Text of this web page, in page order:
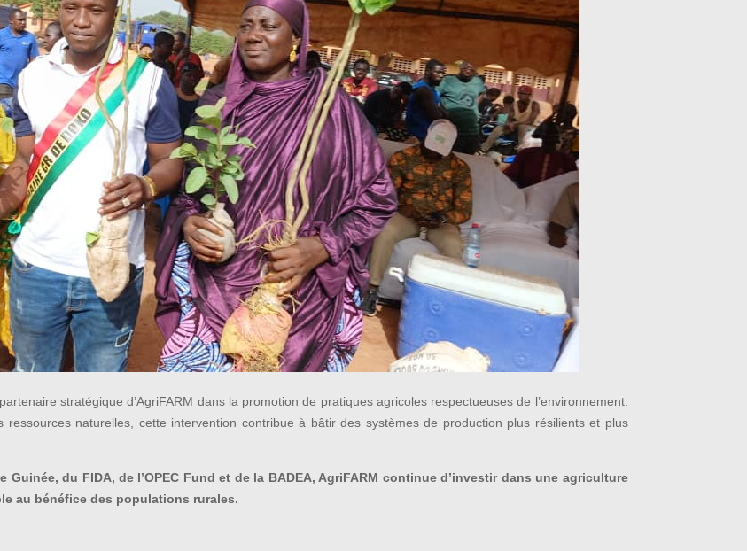
stratégique d’AgriFARM dans la promotion de pratiques agricoles respectueuses de l’environnement.
naturelles, cette intervention contribue à bâtir des systèmes de production plus résilients et plus
du FIDA, de l’OPEC Fund et de la BADEA, AgriFARM continue d’investir dans une agriculture
au bénéfice des populations rurales.